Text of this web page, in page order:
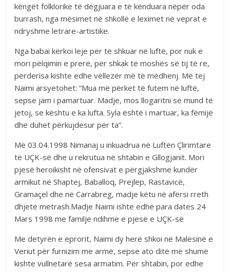
këngët folklorike të dëgjuara e të kënduara nëpër oda
burrash, nga mësimet në shkollë e leximet në veprat e
ndryshme letrare-artistike.
Nga babai kërkoi leje për të shkuar në luftë, por nuk e
mori pëlqimin e prerë, për shkak të moshës së tij të re,
përderisa kishte edhe vëllezër më të mëdhenj. Më tej
Naimi arsyetohet: “Mua më përket të futem në luftë,
sepse jam i pamartuar. Madje, mos llogaritni se mund të
jetoj, se kështu e ka lufta. Syla është i martuar, ka fëmijë
dhe duhet përkujdesur për ta”.
Më 03.04.1998 Nimanaj u inkuadrua në Luftën Çlirimtare
të UÇK-së dhe u rekrutua në shtabin e Gllogjanit. Mori
pjesë heroikisht në ofensivat e përgjakshme kundër
armikut në Shaptej, Baballoq, Prejlep, Rastavicë,
Gramaçel dhe në Carrabreg, madje këtu në afërsi rreth
dhjetë metrash.Madje Naimi ishte edhe para dates 24
Mars 1998 me familje ndihme e pjesë e UÇK-së
Me detyrën e eprorit, Naimi dy herë shkoi në Malësinë e
Veriut për furnizim me armë, sepse ato ditë më shumë
kishte vullnetarë sesa armatim. Për shtabin, por edhe